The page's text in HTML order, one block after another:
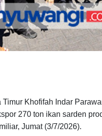
Timur Khofifah Indar
270 ton ikan sarden
Jumat (3/7/2026).